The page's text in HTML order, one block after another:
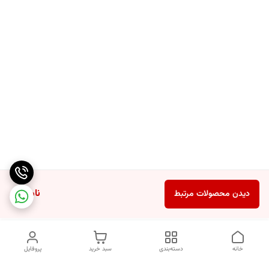
ناموجود دیدن محصولات مرتبط
پروفایل سبد خرید دسته‌بندی خانه